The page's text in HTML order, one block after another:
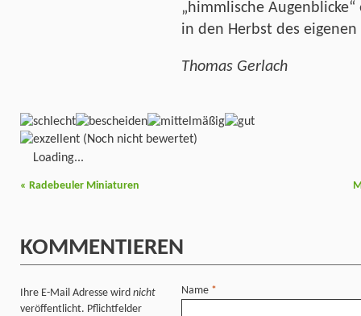
„himmlische
in den Herbst des eigenen
Thomas Gerlach
(Noch nicht bewertet)
Loading...
« Radebeuler Miniaturen
KOMMENTIEREN
Ihre E-Mail Adresse wird nicht
veröffentlicht. Pflichtfelder
Name *